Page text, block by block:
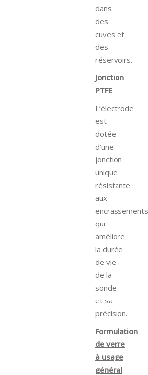
dans
des
cuves et
des
réservoirs.
Jonction
PTFE
L’électrode
est
dotée
d’une
jonction
unique
résistante
aux
encrassements
qui
améliore
la durée
de vie
de la
sonde
et sa
précision.
Formulation
de verre
à usage
général